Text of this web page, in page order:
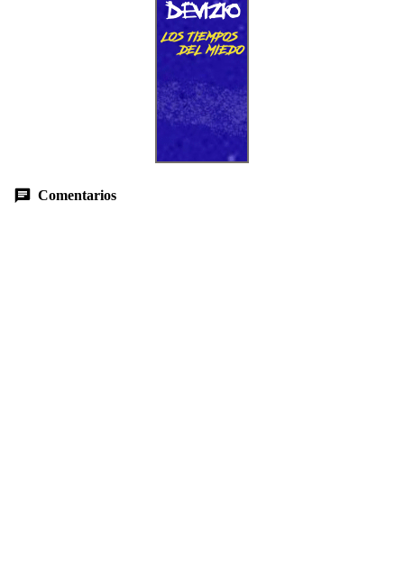
Comentarios